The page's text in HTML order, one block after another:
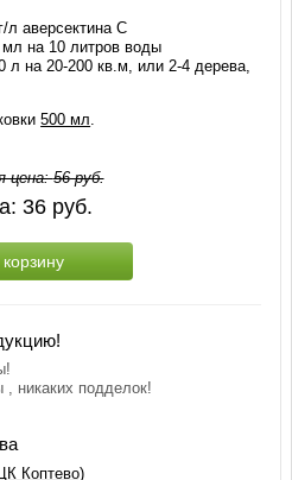
аверсектина С
на 10 литров воды
л на 20-200 кв.м, или 2-4 дерева,
500 мл
цена:56руб.
36 руб.
, никаких подделок!
Коптево)